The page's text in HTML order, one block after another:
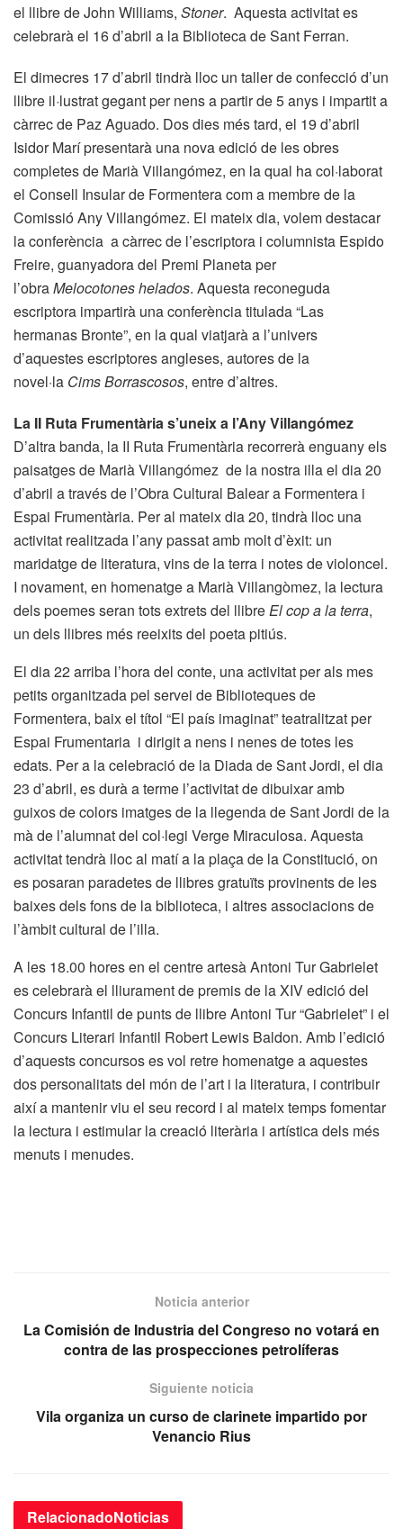
el llibre de John Williams, Stoner. Aquesta activitat es
celebrarà el 16 d’abril a la Biblioteca de Sant Ferran.
El dimecres 17 d’abril tindrà lloc un taller de confecció d’un
llibre il·lustrat gegant per nens a partir de 5 anys i impartit a
càrrec de Paz Aguado. Dos dies més tard, el 19 d’abril
Isidor Marí presentarà una nova edició de les obres
completes de Marià Villangómez, en la qual ha col·laborat
el Consell Insular de Formentera com a membre de la
Comissió Any Villangómez. El mateix dia, volem destacar
la conferència a càrrec de l’escriptora i columnista Espido
Freire, guanyadora del Premi Planeta per
l’obraMelocotones helados. Aquesta reconeguda
escriptora impartirà una conferència titulada “Las
hermanas Bronte”, en la qual viatjarà a l’univers
d’aquestes escriptores angleses, autores de la
novel·la Cims Borrascosos, entre d’altres.
La II Ruta Frumentària s’uneix a l’Any Villangómez
D’altra banda, la II Ruta Frumentària recorrerà enguany els
paisatges de Marià Villangómez de la nostra illa el dia 20
d’abril a través de l’Obra Cultural Balear a Formentera i
Espai Frumentària. Per al mateix dia 20, tindrà lloc una
activitat realitzada l’any passat amb molt d’èxit: un
maridatge de literatura, vins de la terra i notes de violoncel.
I novament, en homenatge a Marià Villangòmez, la lectura
dels poemes seran tots extrets del llibreEl cop a la terra,
un dels llibres més reeixits del poeta pitiús.
El dia 22 arriba l’hora del conte, una activitat per als mes
petits organitzada pel servei de Biblioteques de
Formentera, baix el títol “El país imaginat” teatralitzat per
Espai Frumentaria i dirigit a nens i nenes de totes les
edats. Per a la celebració de la Diada de Sant Jordi, el dia
23 d’abril, es durà a terme l’activitat de dibuixar amb
guixos de colors imatges de la llegenda de Sant Jordi de la
mà de l’alumnat del col·legi Verge Miraculosa. Aquesta
activitat tendrà lloc al matí a la plaça de la Constitució, on
es posaran paradetes de llibres gratuïts provinents de les
baixes dels fons de la biblioteca, i altres associacions de
l’àmbit cultural de l’illa.
A les 18.00 hores en el centre artesà Antoni Tur Gabrielet
es celebrarà el lliurament de premis de la XIV edició del
Concurs Infantil de punts de llibre Antoni Tur “Gabrielet” i el
Concurs Literari Infantil Robert Lewis Baldon. Amb l’edició
d’aquests concursos es vol retre homenatge a aquestes
dos personalitats del món de l’art i la literatura, i contribuir
així a mantenir viu el seu record i al mateix temps fomentar
la lectura i estimular la creació literària i artística dels més
menuts i menudes.
Noticia anterior
La Comisión de Industria del Congreso no votará en
contra de las prospecciones petrolíferas
Siguiente noticia
Vila organiza un curso de clarinete impartido por
Venancio Rius
RelacionadoNoticias